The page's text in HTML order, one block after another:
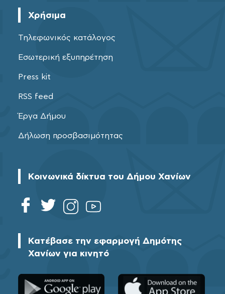
Χρήσιμα
Τηλεφωνικός κατάλογος
Εσωτερική εξυπηρέτηση
Press kit
RSS feed
Έργα Δήμου
Δήλωση προσβασιμότητας
Κοινωνικά δίκτυα του Δήμου Χανίων
Κατέβασε την εφαρμογή Δημότης
Χανίων για κινητό